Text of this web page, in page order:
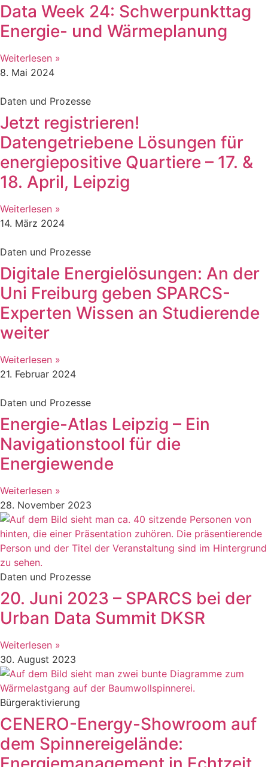
Data Week 24: Schwerpunkttag
Energie- und Wärmeplanung
Weiterlesen »
8. Mai 2024
Daten und Prozesse
Jetzt registrieren!
Datengetriebene Lösungen für
energiepositive Quartiere – 17. &
18. April, Leipzig
Weiterlesen »
14. März 2024
Daten und Prozesse
Digitale Energielösungen: An der
Uni Freiburg geben SPARCS-
Experten Wissen an Studierende
weiter
Weiterlesen »
21. Februar 2024
Daten und Prozesse
Energie-Atlas Leipzig – Ein
Navigationstool für die
Energiewende
Weiterlesen »
28. November 2023
Daten und Prozesse
20. Juni 2023 – SPARCS bei der
Urban Data Summit DKSR
Weiterlesen »
30. August 2023
Bürgeraktivierung
CENERO-Energy-Showroom auf
dem Spinnereigelände: